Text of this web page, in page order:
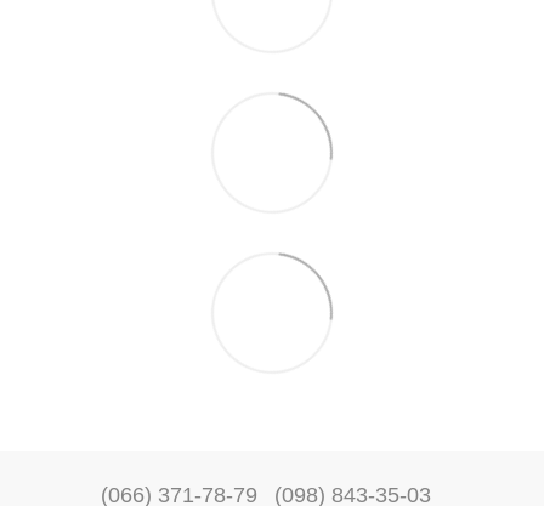
(066) 371-78-79 (098) 843-35-03